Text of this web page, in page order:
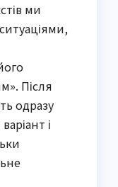
ми
Після
одразу
і